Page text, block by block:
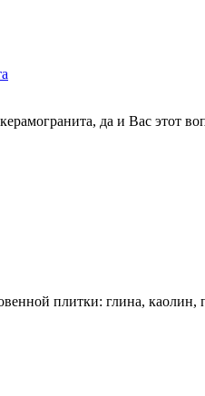
да и Вас этот
плитки: глина,